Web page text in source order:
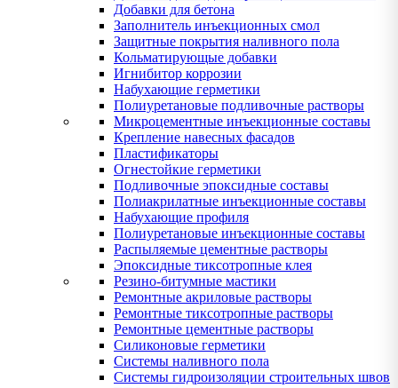
Добавки для бетона
Заполнитель инъекционных смол
Защитные покрытия наливного пола
Кольматирующые добавки
Игнибитор коррозии
Набухающие герметики
Полиуретановые подливочные растворы
Микроцементные инъекционные составы
Крепление навесных фасадов
Пластификаторы
Огнестойкие герметики
Подливочные эпоксидные составы
Полиакрилатные инъекционные составы
Набухающие профиля
Полиуретановые инъекционные составы
Распыляемые цементные растворы
Эпоксидные тиксотропные клея
Резино-битумные мастики
Ремонтные акриловые растворы
Ремонтные тиксотропные растворы
Ремонтные цементные растворы
Силиконовые герметики
Системы наливного пола
Системы гидроизоляции строительных швов